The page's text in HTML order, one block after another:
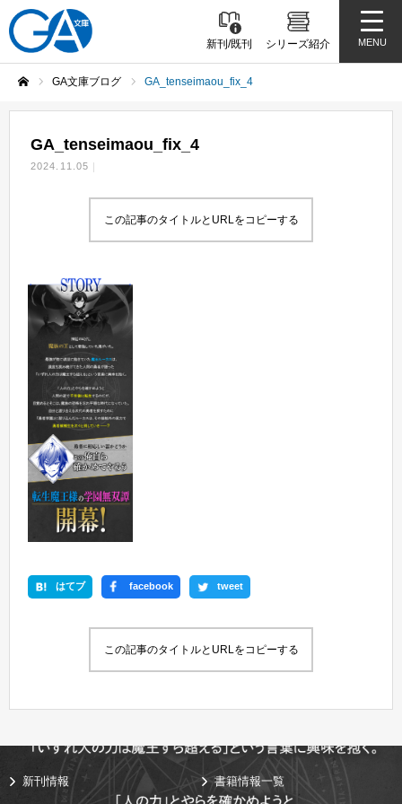
新刊/既刊 シリーズ紹介 MENU
GA文庫ブログ GA_tenseimaou_fix_4
GA_tenseimaou_fix_4
2024.11.05
この記事のタイトルとURLをコピーする
はてブ facebook tweet
この記事のタイトルとURLをコピーする
新刊情報 書籍情報一覧